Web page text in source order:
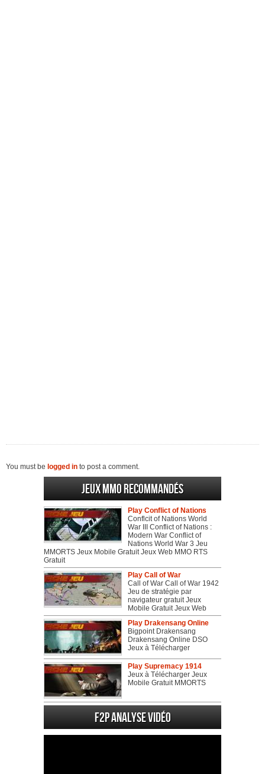
You must be logged in to post a comment.
Jeux MMO recommandés
Play Conflict of Nations
Conflcit of Nations World
War III Conflict of Nations :
Modern War Conflict of
Nations World War 3 Jeu
MMORTS Jeux Mobile Gratuit Jeux Web MMO RTS
Gratuit
Play Call of War
Call of War Call of War 1942
Jeu de stratégie par
navigateur gratuit Jeux
Mobile Gratuit Jeux Web
Play Drakensang Online
Bigpoint Drakensang
Drakensang Online DSO
Jeux à Télécharger
Play Supremacy 1914
Jeux à Télécharger Jeux
Mobile Gratuit MMORTS
F2P Analyse vidéo